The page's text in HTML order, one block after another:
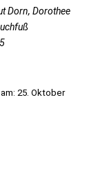
Dorn, Dorothee
25. Oktober